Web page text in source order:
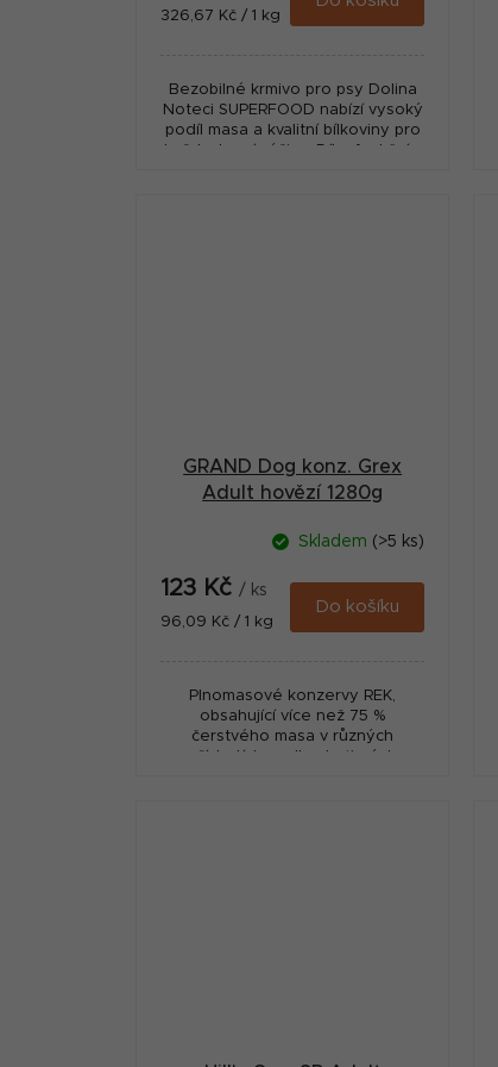
Měrná
326,67 Kč / 1 kg
Bezobilné krmivo pro psy Dolina
Noteci SUPERFOOD nabízí vysoký
podíl masa a kvalitní bílkoviny pro
každodenní výživu. Díky funkčním
GRAND Dog konz. Grex
Adult hovězí 1280g
Skladem (>5 ks)
123 Kč / ks
Měrná
96,09 Kč / 1 kg
Do košíku
Plnomasové konzervy REK,
obsahující více než 75 %
čerstvého masa v různých
příchutích podle chuťových